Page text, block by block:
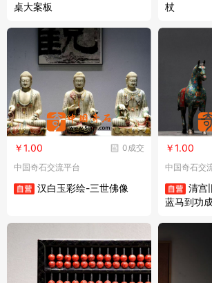
桌大案板
杖
0成交
￥1.00
中国奇石交流平台
汉白玉彩绘-三世佛像
￥1.00
中国奇石交
清宫
蓝马到功